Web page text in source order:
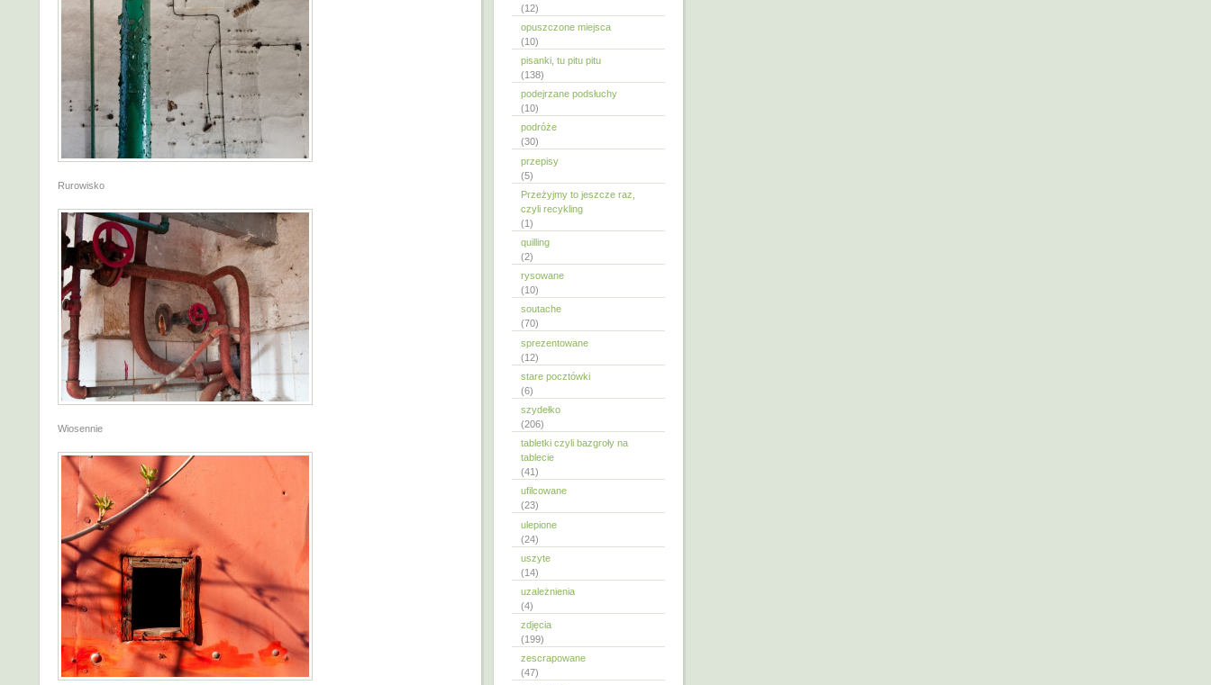
Rurowisko
Wiosennie
(12)
opuszczone miejsca
(10)
pisanki, tu pitu pitu
(138)
podejrzane podsłuchy
(10)
podróże
(30)
przepisy
(5)
Przeżyjmy to jeszcze raz,
czyli recykling
(1)
quilling
(2)
rysowane
(10)
soutache
(70)
sprezentowane
(12)
stare pocztówki
(6)
szydełko
(206)
tabletki czyli bazgroły na
tablecie
(41)
ufilcowane
(23)
ulepione
(24)
uszyte
(14)
uzależnienia
(4)
zdjęcia
(199)
zescrapowane
(47)